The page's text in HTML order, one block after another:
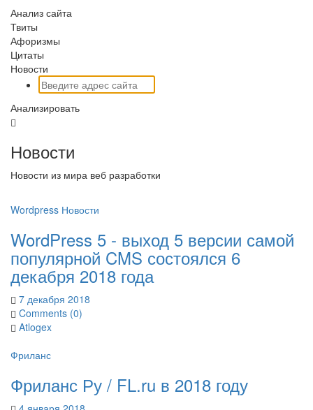
Анализ сайта
Твиты
Афоризмы
Цитаты
Новости
Анализировать
Новости
Новости из мира веб разработки
Wordpress Новости
WordPress 5 - выход 5 версии самой
популярной CMS состоялся 6
декабря 2018 года
7 декабря 2018
Comments (0)
Atlogex
Фриланс
Фриланс Ру / FL.ru в 2018 году